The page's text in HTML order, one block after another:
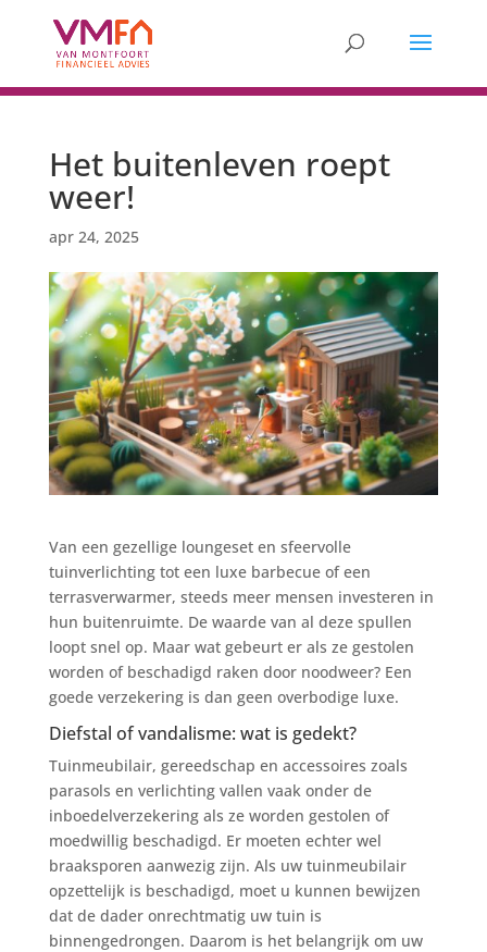
Het buitenleven roept
weer!
apr 24, 2025
Van een gezellige loungeset en sfeervolle
tuinverlichting tot een luxe barbecue of een
terrasverwarmer, steeds meer mensen investeren in
hun buitenruimte. De waarde van al deze spullen
loopt snel op. Maar wat gebeurt er als ze gestolen
worden of beschadigd raken door noodweer? Een
goede verzekering is dan geen overbodige luxe.
Diefstal of vandalisme: wat is gedekt?
Tuinmeubilair, gereedschap en accessoires zoals
parasols en verlichting vallen vaak onder de
inboedelverzekering als ze worden gestolen of
moedwillig beschadigd. Er moeten echter wel
braaksporen aanwezig zijn. Als uw tuinmeubilair
opzettelijk is beschadigd, moet u kunnen bewijzen
dat de dader onrechtmatig uw tuin is
binnengedrongen. Daarom is het belangrijk om uw